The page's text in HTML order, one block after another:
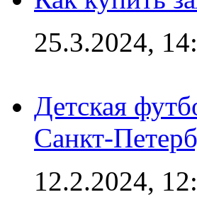
25.3.2024,
Детская
Санкт-
12.2.2024,